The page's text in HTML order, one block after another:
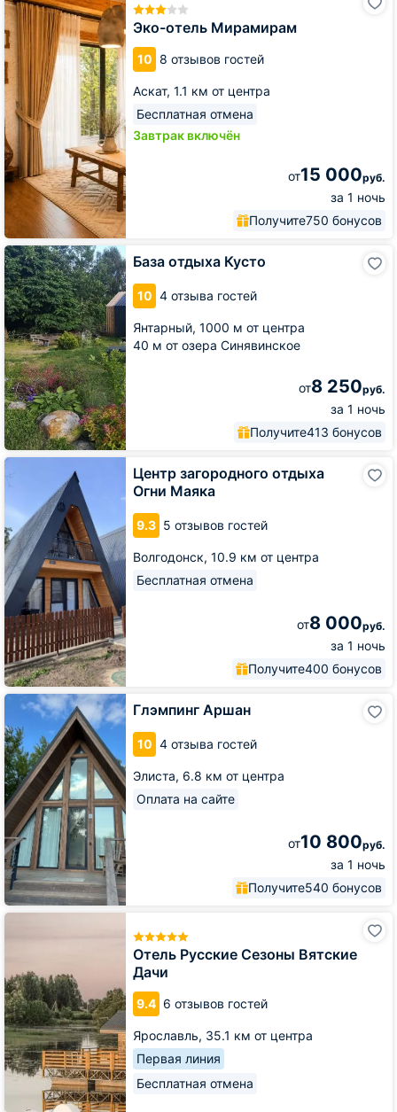
Эко-отель Мирамирам
10 8 отзывов гостей
Аскат, 1.1 км от центра
Бесплатная отмена
Завтрак включён
от15 000руб.
за 1 ночь
Получите750 бонусов
отель
Мирамирам
База отдыха Кусто
10 4 отзыва гостей
Янтарный, 1000 м от центра
40 м от озера Синявинское
от8 250руб.
за 1 ночь
Получите413 бонусов
База
отдыха
Кусто
Центр загородного отдыха
Огни Маяка
9.3 5 отзывов гостей
Волгодонск, 10.9 км от центра
Бесплатная отмена
от8 000руб.
за 1 ночь
Получите400 бонусов
Центр
загородного
Огни
Маяка
Глэмпинг Аршан
10 4 отзыва гостей
Элиста, 6.8 км от центра
Оплата на сайте
от10 800руб.
за 1 ночь
Получите540 бонусов
Глэмпинг
Аршан
Отель Русские Сезоны Вятские
Дачи
9.4 6 отзывов гостей
Ярославль, 35.1 км от центра
Первая линия
Бесплатная отмена
Отель
Дачи